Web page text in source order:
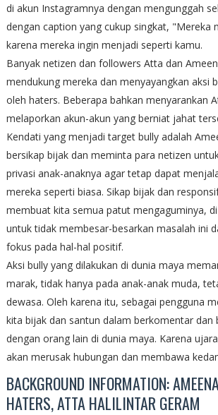
di akun Instagramnya dengan mengunggah
dengan caption yang cukup singkat, "Mereka
karena mereka ingin menjadi seperti kamu.
Banyak netizen dan followers Atta dan
mendukung mereka dan menyayangkan aksi
oleh haters. Beberapa bahkan menyarankan
melaporkan akun-akun yang berniat jahat
Kendati yang menjadi target bully adalah
bersikap bijak dan meminta para netizen
privasi anak-anaknya agar tetap dapat
mereka seperti biasa. Sikap bijak dan
membuat kita semua patut mengaguminya,
untuk tidak membesar-besarkan masalah ini
fokus pada hal-hal positif.
Aksi bully yang dilakukan di dunia maya
marak, tidak hanya pada anak-anak muda,
dewasa. Oleh karena itu, sebagai pengguna
kita bijak dan santun dalam berkomentar dan
dengan orang lain di dunia maya. Karena
akan merusak hubungan dan membawa
BACKGROUND INFORMATION:
HATERS, ATTA HALILINTAR GERAM